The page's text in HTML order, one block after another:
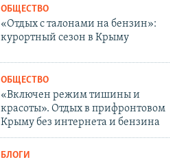
ОБЩЕСТВО
«Отдых с талонами на бензин»:
курортный сезон в Крыму
ОБЩЕСТВО
«Включен режим тишины и
красоты». Отдых в прифронтовом
Крыму без интернета и бензина
БЛОГИ